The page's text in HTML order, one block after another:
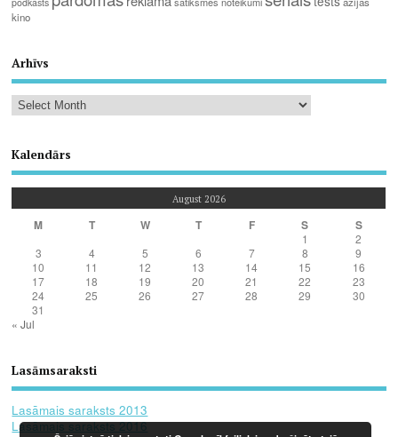
kino
Arhīvs
Kalendārs
August 2026
M T W T F S S
1
2
3
4 5 6 7 8
9
10
11 12 13 14 15
16
17
18 19 20 21 22
23
24
25 26 27 28 29
30
31
« Jul
Lasāmsaraksti
Lasāmais saraksts 2013
Lasāmais saraksts 2016